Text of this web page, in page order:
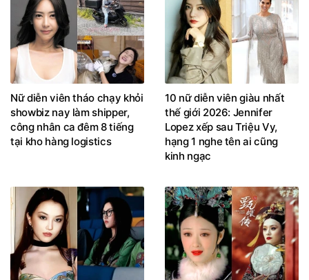
Nữ diễn viên tháo chạy khỏi
showbiz nay làm shipper,
công nhân ca đêm 8 tiếng
tại kho hàng logistics
10 nữ diễn viên giàu nhất
thế giới 2026: Jennifer
Lopez xếp sau Triệu Vy,
hạng 1 nghe tên ai cũng
kinh ngạc